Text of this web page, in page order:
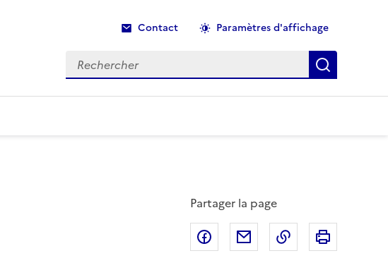
Contact Paramètres d'affichage
Rechercher
Recherche
Partager la page
Partager sur Facebook
Partager par email
Copier dans le